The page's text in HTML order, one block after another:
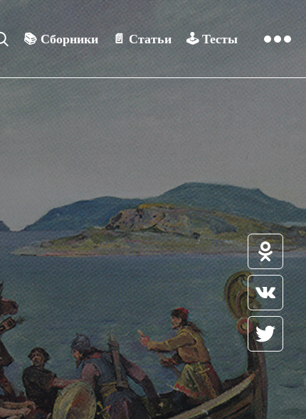
📚 Сборники 📄 Статьи 🕹️Тесты